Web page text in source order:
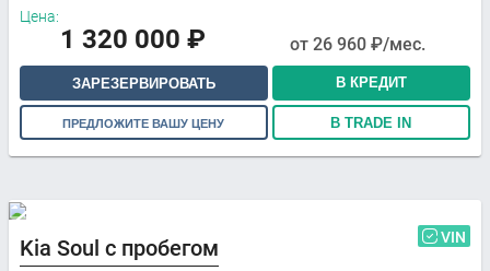
Цена:
1 320 000 ₽ от 26 960 ₽/мес.
ЗАРЕЗЕРВИРОВАТЬ В КРЕДИТ
ПРЕДЛОЖИТЕ ВАШУ ЦЕНУ В TRADE IN
Kia Soul с пробегом VIN